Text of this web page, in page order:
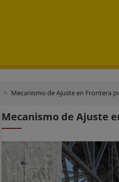
Mecanismo de Ajuste en Frontera
Mecanismo de Ajuste